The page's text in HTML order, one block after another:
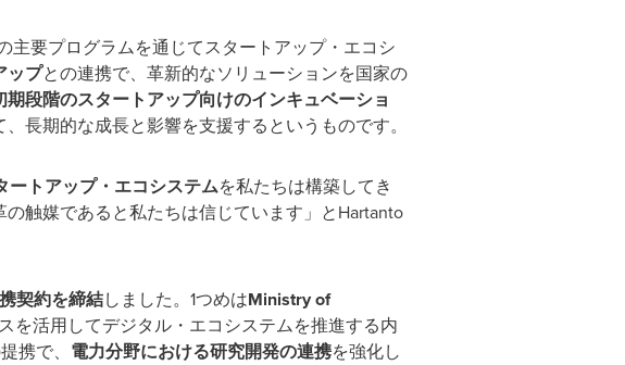
主要プログラムを通じてスタートアップ・エコシ
ップとの連携で、革新的なソリューションを国家の
期段階のスタートアップ向けのインキュベーショ
長期的な成長と影響を支援するというものです。
ートアップ・エコシステムを私たちは構築してき
触媒であると私たちは信じています」とHartanto
契約を締結しました。 1つめはMinistry of
を活用してデジタル・エコシステムを推進する内
携で、 電力分野における研究開発の連携を強化し